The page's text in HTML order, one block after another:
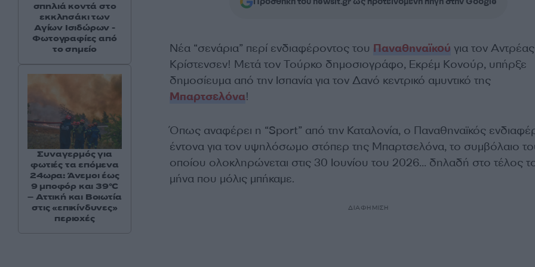
Νέα “σενάρια” περί ενδιαφέροντος του Παναθηναϊκού για τον Αντρέας
Κρίστενσεν! Μετά τον Τούρκο δημοσιογράφο, Εκρέμ Κονούρ, υπήρξε
δημοσίευμα από την Ισπανία για τον Δανό κεντρικό αμυντικό της
Μπαρτσελόνα!
Όπως αναφέρει η “Sport” από την Καταλονία, ο Παναθηναϊκός
έντονα για τον υψηλόσωμο στόπερ της Μπαρτσελόνα, το συμβόλαιο
οποίου ολοκληρώνεται στις 30 Ιουνίου του 2026… δηλαδή στο τέλος
μήνα που μόλις μπήκαμε.
ΔΙΑΦΗΜΙΣΗ
σπηλιά κοντά στο
εκκλησάκι των
Αγίων Ισιδώρων -
Φωτογραφίες από
το σημείο
Συναγερμός για
φωτιές τα επόμενα
24ωρα: Άνεμοι έως
9 μποφόρ και 39°C
– Αττική και Βοιωτία
στις «επικίνδυνες»
περιοχές